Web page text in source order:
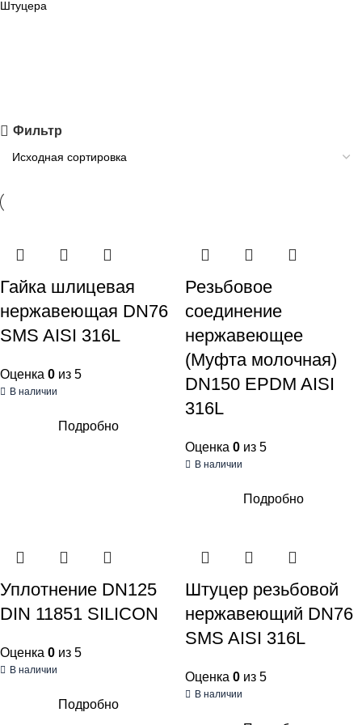
Штуцера
Фильтр
Гайка шлицевая
нержавеющая DN76
SMS AISI 316L
Оценка 0 из 5
В наличии
Подробно
Резьбовое
соединение
нержавеющее
(Муфта молочная)
DN150 EPDM AISI
316L
Оценка 0 из 5
В наличии
Подробно
Уплотнение DN125
DIN 11851 SILICON
Оценка 0 из 5
В наличии
Подробно
Штуцер резьбовой
нержавеющий DN76
SMS AISI 316L
Оценка 0 из 5
В наличии